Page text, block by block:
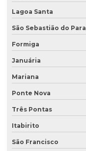
Empresas que fazem
Ensaio percolação do solo
Ensaio triaxial de solos
Escritório de consultoria
Estudo hidrogeológico
Estudo hidrológico
Estudo hidrológico para
Estudo hidrológico para
Lagoa Santa
São Sebastião do
Formiga
Januária
Mariana
Ponte Nova
Três Pontas
Itabirito
São Francisco